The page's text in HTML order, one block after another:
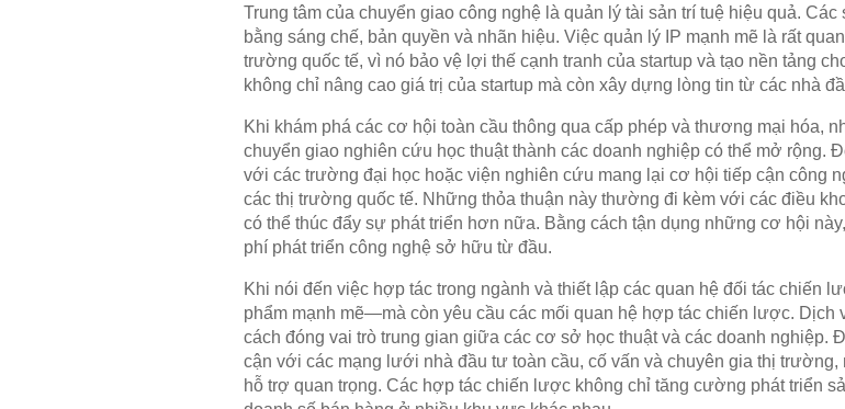
Trung tâm của chuyển giao công nghệ là quản lý tài sản trí tuệ hiệu quả.
bằng sáng chế, bản quyền và nhãn hiệu. Việc quản lý IP mạnh mẽ là rất
trường quốc tế, vì nó bảo vệ lợi thế cạnh tranh của startup và tạo nền tảng
không chỉ nâng cao giá trị của startup mà còn xây dựng lòng tin từ các nhà
Khi khám phá các cơ hội toàn cầu thông qua cấp phép và thương mại hóa,
chuyển giao nghiên cứu học thuật thành các doanh nghiệp có thể mở rộng.
với các trường đại học hoặc viện nghiên cứu mang lại cơ hội tiếp cận công
các thị trường quốc tế. Những thỏa thuận này thường đi kèm với các điều
có thể thúc đẩy sự phát triển hơn nữa. Bằng cách tận dụng những cơ hội
phí phát triển công nghệ sở hữu từ đầu.
Khi nói đến việc hợp tác trong ngành và thiết lập các quan hệ đối tác chiến
phẩm mạnh mẽ—mà còn yêu cầu các mối quan hệ hợp tác chiến lược. Dịch
cách đóng vai trò trung gian giữa các cơ sở học thuật và các doanh nghiệp.
cận với các mạng lưới nhà đầu tư toàn cầu, cố vấn và chuyên gia thị
hỗ trợ quan trọng. Các hợp tác chiến lược không chỉ tăng cường phát triển